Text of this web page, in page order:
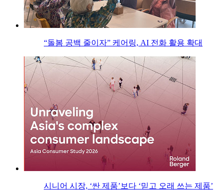
“돌봄 공백 줄이자” 케어링, AI 전화 활용 확대
시니어 시장, ‘싼 제품’보다 ‘믿고 오래 쓰는 제품’